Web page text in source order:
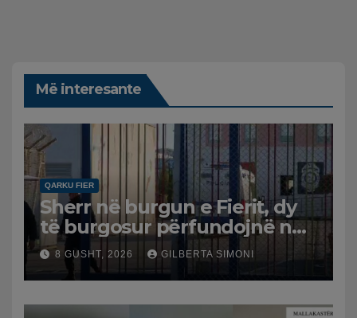
Më interesante
QARKU FIER
Sherr në burgun e Fierit, dy
të burgosur përfundojnë në
spital
8 GUSHT, 2026 GILBERTA SIMONI